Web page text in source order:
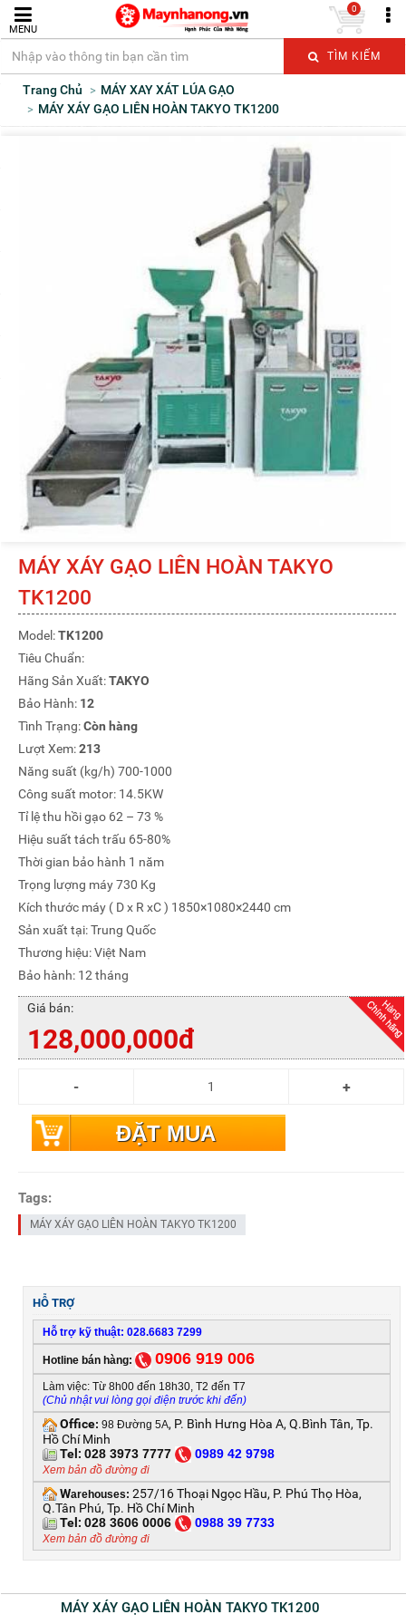
MENU
TÌM KIẾM
0
Trang Chủ
MÁY XAY XÁT LÚA GẠO
MÁY XÁY GẠO LIÊN HOÀN TAKYO TK1200
MÁY XÁY GẠO LIÊN HOÀN TAKYO
TK1200
Model:TK1200
Tiêu Chuẩn:
Hãng Sản Xuất:TAKYO
Bảo Hành: 12
Tình Trạng:Còn hàng
Lượt Xem:213
Năng suất (kg/h) 700-1000
Công suất motor: 14.5KW
Tỉ lệ thu hồi gạo 62 – 73 %
Hiệu suất tách trấu 65-80%
Thời gian bảo hành 1 năm
Trọng lượng máy 730 Kg
Kích thước máy ( D x R xC ) 1850×1080×2440 cm
Sản xuất tại: Trung Quốc
Thương hiệu: Việt Nam
Bảo hành: 12 tháng
Giá bán:
128,000,000đ
ĐẶT MUA
Tags:
MÁY XÁY GẠO LIÊN HOÀN TAKYO TK1200
HỖ TRỢ
Hỗ trợ kỹ thuật: 028.6683 7299
Hotline bán hàng: 0906 919 006
Làm việc: Từ 8h00 đến 18h30, T2 đến T7
(Chủ nhật vui lòng gọi điện trước khi đến)
Office: 98 Đường 5A, P. Bình Hưng Hòa A, Q.Bình Tân, Tp.
Hồ Chí Minh
Tel: 028 3973 7777 0989 42 9798
Xem bản đồ đường đi
Warehouses: 257/16 Thoại Ngọc Hầu, P. Phú Thọ Hòa,
Q.Tân Phú, Tp. Hồ Chí Minh
Tel: 028 3606 0006 0988 39 7733
Xem bản đồ đường đi
MÁY XÁY GẠO LIÊN HOÀN TAKYO TK1200